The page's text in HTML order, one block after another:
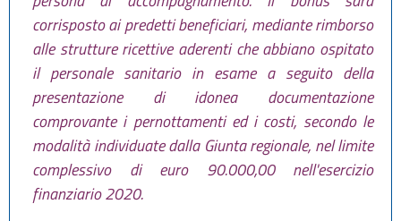
corrisposto ai predetti beneficiari, mediante rimborso
alle strutture ricettive aderenti che abbiano ospitato
il personale sanitario in esame a seguito della
presentazione di idonea documentazione
comprovante i pernottamenti ed i costi, secondo le
modalità individuate dalla Giunta regionale, nel limite
complessivo di euro 90.000,00 nell'esercizio
finanziario 2020.